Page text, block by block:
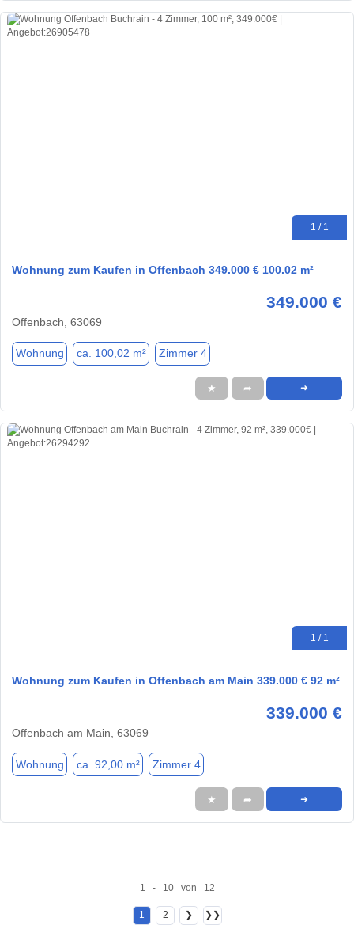
1 / 1
Wohnung zum Kaufen in Offenbach 349.000 € 100.02 m²
349.000 €
Offenbach, 63069
Wohnung ca. 100,02 m² Zimmer 4
★ ➦ ➜
1 / 1
Wohnung zum Kaufen in Offenbach am Main 339.000 € 92 m²
339.000 €
Offenbach am Main, 63069
Wohnung ca. 92,00 m² Zimmer 4
★ ➦ ➜
1 - 10 von 12
1 2 ❯ ❯❯